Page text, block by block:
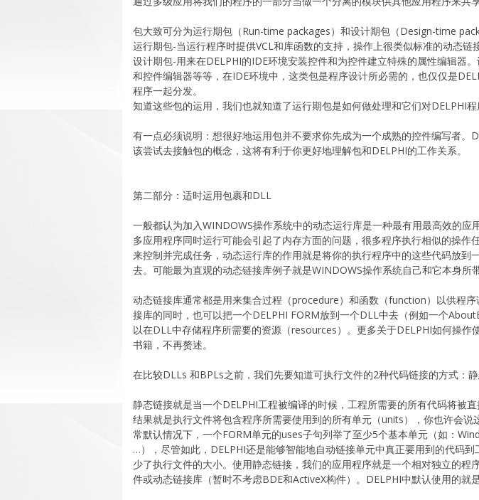
包大致可分为运行期包（Run-time packages）和设计期包（Design-time
运行期包-当运行程序时提供VCL和库函数的支持，操作上很类似标准的动态链
设计期包-用来在DELPHI的IDE环境安装控件和为控件建立特殊的属性编辑器
和控件编辑器等等，在IDE环境中，这类包是程序设计所必需的，也仅仅是
程序一起分发。
知道这些包的运用，我们也就知道了运行期包是如何做处理和它们对DELPHI程
有一点必须说明：想很好地运用包并不要求你先成为一个成熟的控件编写者。
该尝试去接触包的概念，这将有利于你更好地理解包和DELPHI的工作关系。
第二部分：适时运用包裹和DLL
一般都认为加入WINDOWS操作系统中的动态运行库是一种最有用最高效的应
多应用程序同时运行可能会引起了内存方面的问题，很多程序执行相似的操作
来控制并完成任务，动态运行库的作用就是将你的执行程序中的这些代码放到
去。可能最为直观的动态链接库例子就是WINDOWS操作系统自己和它本身所带
动态链接库通常都是用来集合过程（procedure）和函数（function）以供程
接库的同时，也可以把一个DELPHI FORM放到一个DLL中去（例如一个
以在DLL中存储程序所需要的资源（resources）。更多关于DELPHI如何操作
书籍，不再赘述。
在比较DLLs 和BPLs之前，我们先要知道可执行文件的2种代码链接的方式：静
静态链接就是当一个DELPHI工程被编译的时候，工程所需要的所有代码将被直
结果就是执行文件将包含程序所需要使用到的所有单元（units），你也许会说
常默认情况下，一个FORM单元的uses子句列举了至少5个基本单元（如：
…），尽管如此，DELPHI还是能够智能地自动链接单元中真正要用到的代码
少了执行文件的大小。使用静态链接，我们的应用程序就是一个相对独立的程
件或动态链接库（暂时不考虑BDE和ActiveX构件）。DELPHI中默认使用的就